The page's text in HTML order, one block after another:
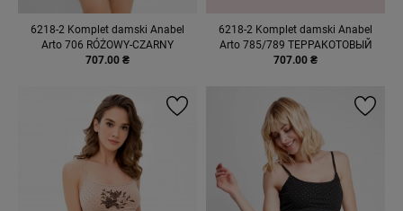
6218-2 Komplet damski Anabel
Arto 706 RÓŻOWY-CZARNY
707.00 ₴
6218-2 Komplet damski Anabel
Arto 785/789 ТЕРРАКОТОВЫЙ
707.00 ₴